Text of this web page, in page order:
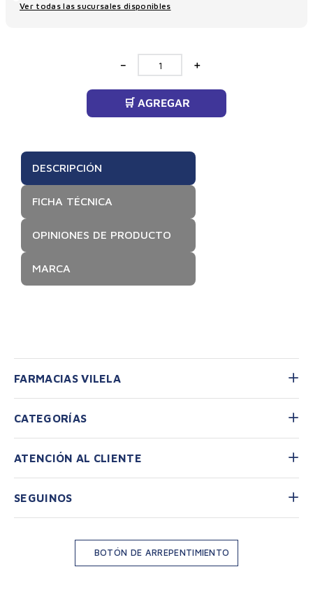
Ver todas las sucursales disponibles
＋
－
🛒 AGREGAR
DESCRIPCIÓN
FICHA TÉCNICA
OPINIONES DE PRODUCTO
MARCA
también compraron:
Cher
Cher Dieciocho Eau De
Parfum 100ml
$ 48.990
3cuotas sin interés de
AGREGAR
ml
3cuotas sin interés de
AGREGAR